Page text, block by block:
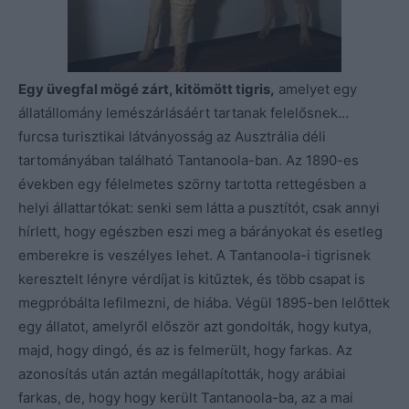
Egy üvegfal mögé zárt, kitömött tigris, amelyet egy
állatállomány lemészárlásáért tartanak felelősnek…
furcsa turisztikai látványosság az Ausztrália déli
tartományában található Tantanoola-ban. Az 1890-es
években egy félelmetes szörny tartotta rettegésben a
helyi állattartókat: senki sem látta a pusztítót, csak annyi
hírlett, hogy egészben eszi meg a bárányokat és esetleg
emberekre is veszélyes lehet. A Tantanoola-i tigrisnek
keresztelt lényre vérdíjat is kitűztek, és több csapat is
megpróbálta lefilmezni, de hiába. Végül 1895-ben lelőttek
egy állatot, amelyről először azt gondolták, hogy kutya,
majd, hogy dingó, és az is felmerült, hogy farkas. Az
azonosítás után aztán megállapították, hogy arábiai
farkas, de, hogy hogy került Tantanoola-ba, az a mai